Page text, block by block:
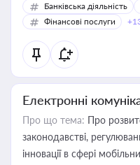
Банківська діяльність
Фінансові послуги
Електронні
Про що тема: Про
законодавстві,
інновації в сфері